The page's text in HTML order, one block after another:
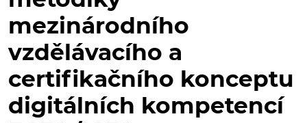
mezinárodního
vzdělávacího a
certifikačního konceptu
digitálních kompetencí